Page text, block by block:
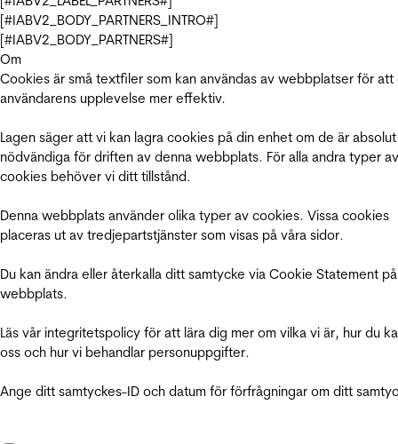
[#IABV2_BODY_PARTNERS_INTRO#]
[#IABV2_BODY_PARTNERS#]
Om
Cookies är små textfiler som kan användas av webbplatser för att
användarens upplevelse mer effektiv.
Lagen säger att vi kan lagra cookies på din enhet om de är absolut
nödvändiga för driften av denna webbplats. För alla andra typer av
cookies behöver vi ditt tillstånd.
Denna webbplats använder olika typer av cookies. Vissa cookies
placeras ut av tredjepartstjänster som visas på våra sidor.
Du kan ändra eller återkalla ditt samtycke via Cookie Statement
webbplats.
Läs vår integritetspolicy för att lära dig mer om vilka vi är, hur du
oss och hur vi behandlar personuppgifter.
Ange ditt samtyckes-ID och datum för förfrågningar om ditt